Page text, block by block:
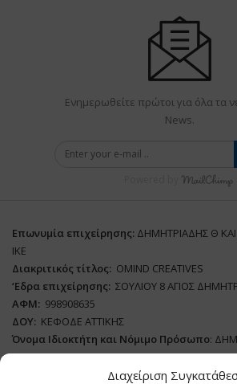
Διαχείριση
Ενημερωθείτε πρώτοι για όλα τα
News.
Επωνυμία επιχείρησης: ΔΗΜΗΤΡΙΑΔΗΣ Θ
ΙΚΕ
Διακριτικός τίτλος: ΟΜΙΝD CREATIVES
‘Eδρα επιχείρησης: ΣΟΥΛΙΟΥ 8 ΑΓΙΟΣ
ΑΦΜ: 998908635
ΔΟΥ: ΚΕΦΟΔΕ ΑΤΤΙΚΗΣ
Όνομα Ιδιοκτήτη και Νόμιμο Πρόσωπο:
ΜΟΝΟΠΡΟΣΩΠΗ ΙΚΕ